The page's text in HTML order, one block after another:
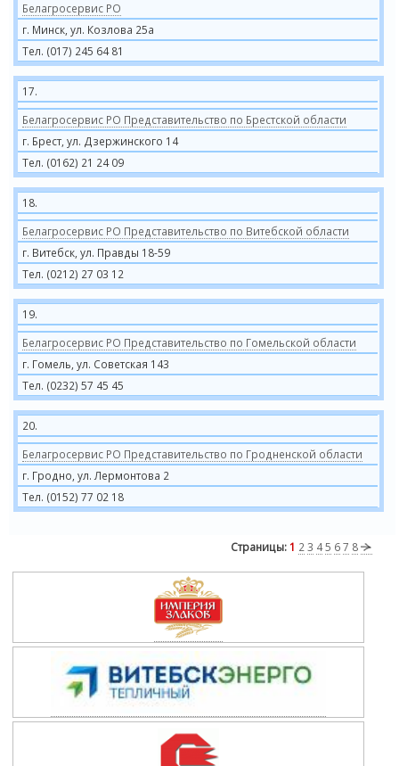
Белагросервис РО
г. Минск, ул. Козлова 25а
Тел. (017) 245 64 81
17.
Белагросервис РО Представительство по Брестской области
г. Брест, ул. Дзержинского 14
Тел. (0162) 21 24 09
18.
Белагросервис РО Представительство по Витебской области
г. Витебск, ул. Правды 18-59
Тел. (0212) 27 03 12
19.
Белагросервис РО Представительство по Гомельской области
г. Гомель, ул. Советская 143
Тел. (0232) 57 45 45
20.
Белагросервис РО Представительство по Гродненской области
г. Гродно, ул. Лермонтова 2
Тел. (0152) 77 02 18
Страницы: 1 2 3 45 67 8